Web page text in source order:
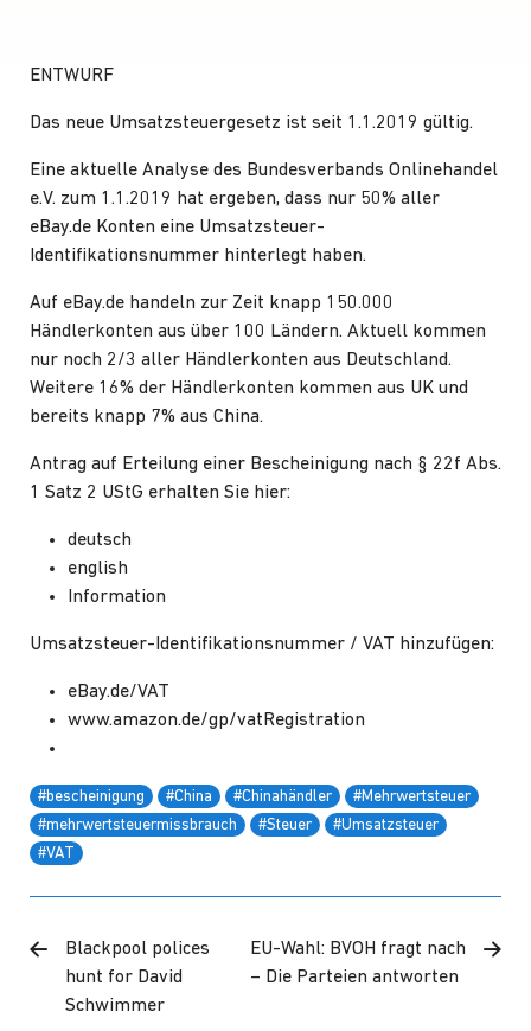
ENTWURF
Das neue Umsatzsteuergesetz ist seit 1.1.2019 gültig.
Eine aktuelle Analyse des Bundesverbands Onlinehandel
e.V. zum 1.1.2019 hat ergeben, dass nur 50% aller
eBay.de Konten eine Umsatzsteuer-
Identifikationsnummer hinterlegt haben.
Auf eBay.de handeln zur Zeit knapp 150.000
Händlerkonten aus über 100 Ländern. Aktuell kommen
nur noch 2/3 aller Händlerkonten aus Deutschland.
Weitere 16% der Händlerkonten kommen aus UK und
bereits knapp 7% aus China.
Antrag auf Erteilung einer Bescheinigung nach § 22f Abs.
1 Satz 2 UStG erhalten Sie hier:
deutsch
english
Information
Umsatzsteuer-Identifikationsnummer / VAT hinzufügen:
eBay.de/VAT
www.amazon.de/gp/vatRegistration
#bescheinigung #China #Chinahändler
#Mehrwertsteuer
#mehrwertsteuermissbrauch
#Steuer
#Umsatzsteuer
#VAT
Blackpool polices
hunt for David
Schwimmer
EU-Wahl: BVOH fragt nach
– Die Parteien antworten